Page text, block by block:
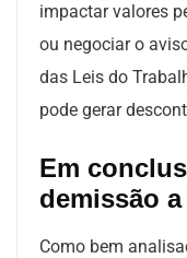
impactar valores
ou negociar o
das Leis do
pode gerar
Em
demissão
Como bem